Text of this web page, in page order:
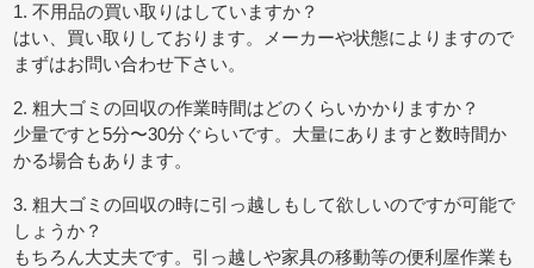
1. 不用品の買い取りはしていますか？
はい、買い取りしております。メーカーや状態によりますので
まずはお問い合わせ下さい。
2. 粗大ゴミの回収の作業時間はどのくらいかかりますか？
少量ですと5分〜30分ぐらいです。大量にありますと数時間か
かる場合もあります。
3. 粗大ゴミの回収の時に引っ越しもして欲しいのですが可能で
しょうか？
もちろん大丈夫です。引っ越しや家具の移動等の便利屋作業も